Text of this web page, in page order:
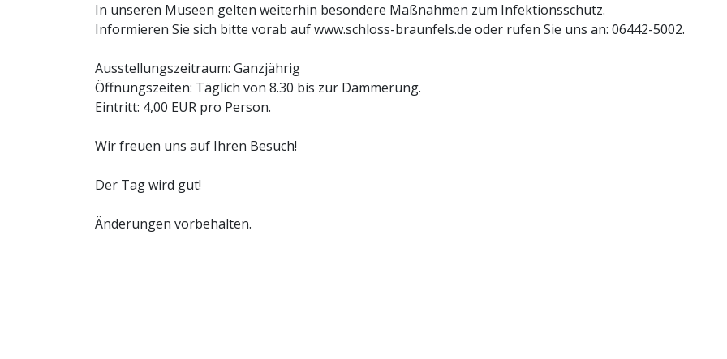
In unseren Museen gelten weiterhin besondere Maßnahmen zum Infektionsschutz.
Informieren Sie sich bitte vorab auf www.schloss-braunfels.de oder rufen Sie uns an: 06442-5002.
Ausstellungszeitraum: Ganzjährig
Öffnungszeiten: Täglich von 8.30 bis zur Dämmerung.
Eintritt: 4,00 EUR pro Person.
Wir freuen uns auf Ihren Besuch!
Der Tag wird gut!
Änderungen vorbehalten.